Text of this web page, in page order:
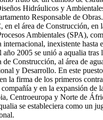
Hidráulicos y
Responsable de
el área de Construcción, en
Ambientales (SPA),
internacional, inexistente hasta
año 2005 se unió a aqualia tras
de Construcción, al área de
y Desarrollo. En este
la firma de los primeros
y en la expansión de
Centroeuropa y Norte de
se estableciera como un